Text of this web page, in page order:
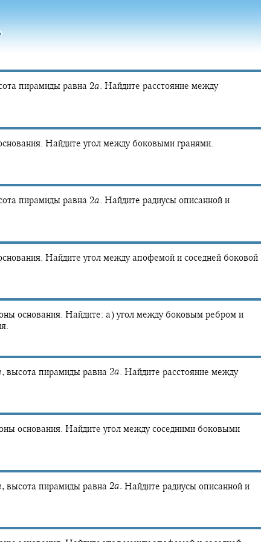
пирамиды равна 2a. Найдите расстояние между
Найдите угол между боковыми гранями.
пирамиды равна 2a. Найдите радиусы описанной и
Найдите угол между апофемой и соседней боковой
основания. Найдите: а) угол между боковым ребром и
, высота пирамиды равна 2a. Найдите расстояние между
основания. Найдите угол между соседними боковыми
, высота пирамиды равна 2a. Найдите радиусы описанной и